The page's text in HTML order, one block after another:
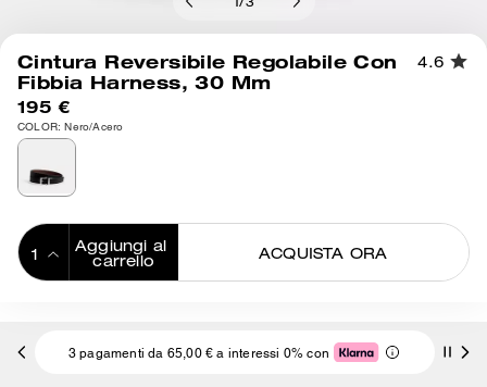
/3
Cintura Reversibile Regolabile Con
Fibbia Harness, 30 Mm
4.6
195 €
COLOR: Nero/Acero
Aggiungi al
carrello
ACQUISTA ORA
3 pagamenti da 65,00 € a interessi 0% con